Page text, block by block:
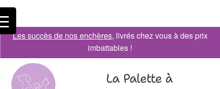
Les succès de nos enchères, livrés chez vous à des prix
imbattables !
La Palette à